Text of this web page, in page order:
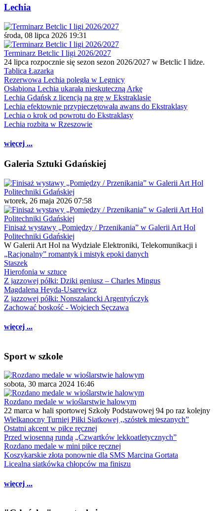
Lechia
środa, 08 lipca 2026 19:31
Terminarz Betclic I ligi 2026/2027
24 lipca rozpocznie się sezon sezon 2026/2027 w Betclic I lidze.
Tablica Łazarka
Rezerwowa Lechia poległa w Legnicy
Osłabiona Lechia ukarała nieskuteczną Arkę
Lechia Gdańsk z licencją na grę w Ekstraklasie
Lechia efektownie przypieczętowała awans do Ekstraklasy
Lechia o krok od powrotu do Ekstraklasy
Lechia rozbita w Rzeszowie
więcej ...
Galeria Sztuki Gdańskiej
wtorek, 26 maja 2026 07:58
Finisaż wystawy „Pomiędzy / Przenikania” w Galerii Art Hol
Politechniki Gdańskiej
W Galerii Art Hol na Wydziale Elektroniki, Telekomunikacji i
„Racjonalny” romantyk i mistyk epoki danych
Staszek
Hierofonia w sztuce
Z jazzowej półki: Dziki geniusz – Charles Mingus
Magdalena Heyda-Usarewicz
Z jazzowej półki: Nonszalancki Argentyńczyk
Zachować boskość - Wojciech Sęczawa
więcej ...
Sport w szkole
sobota, 30 marca 2024 16:46
Rozdano medale w wioślarstwie halowym
22 marca w hali sportowej Szkoły Podstawowej 94 po raz kolejny
Wielkanocny Turniej Piłki Siatkowej ,,szóstek mieszanych”
Ostatni akcent w piłce ręcznej
Przed wiosenną rundą „Czwartków lekkoatletycznych”
Rozdano medale w mini piłce ręcznej
Koszykarskie złota ponownie dla SMS Marcina Gortata
Licealna siatkówka chłopców ma finiszu
więcej ...